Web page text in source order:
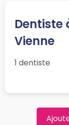
Dentiste
Vienne
1 dentiste